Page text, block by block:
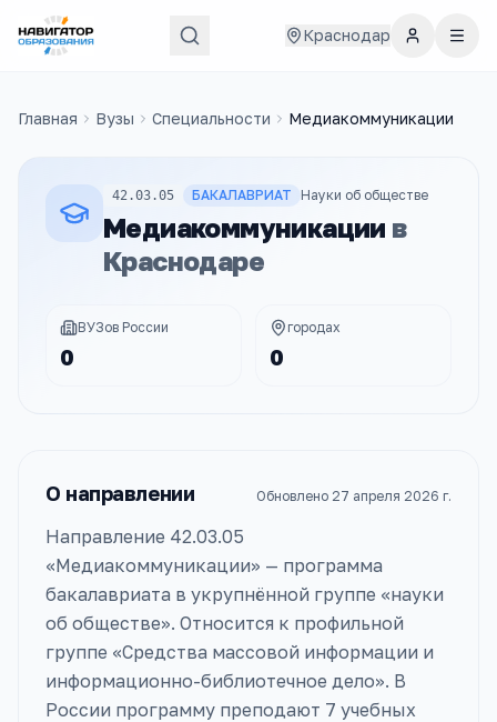
Краснодар
Главная Вузы Специальности Медиакоммуникации
42.03.05 БАКАЛАВРИАТ Науки об обществе
Медиакоммуникации в
Краснодаре
ВУЗов России
0
городах
0
О направлении Обновлено 27 апреля 2026 г.
Направление 42.03.05
«Медиакоммуникации» — программа
бакалавриата в укрупнённой группе «науки
об обществе». Относится к профильной
группе «Средства массовой информации и
информационно-библиотечное дело». В
России программу преподают 7 учебных